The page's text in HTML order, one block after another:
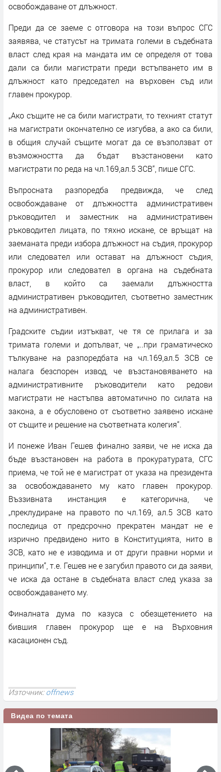
освобождаване от длъжност.
Преди да се заеме с отговора на този въпрос СГС
заявява, че статусът на тримата големи в съдебната
власт след края на мандата им се определя от това
дали са били магистрати преди встъпването им в
длъжност като председател на върховен съд или
главен прокурор.
„Ако същите не са били магистрати, то техният статут
на магистрати окончателно се изгубва, а ако са били,
в общия случай същите могат да се възползват от
възможността да бъдат възстановени като
магистрати по реда на чл.169,ал.5 ЗСВ“, пише СГС.
Въпросната разпоредба предвижда, че след
освобождаване от длъжността административен
ръководител и заместник на административен
ръководител лицата, по тяхно искане, се връщат на
заеманата преди избора длъжност на съдия, прокурор
или следовател или остават на длъжност съдия,
прокурор или следовател в органа на съдебната
власт, в който са заемали длъжността
административен ръководител, съответно заместник
на административен.
Градските съдии изтъкват, че тя се прилага и за
тримата големи и допълват, че „..при граматическо
тълкуване на разпоредбата на чл.169,ал.5 ЗСВ се
налага безспорен извод, че възстановяването на
административните ръководители като редови
магистрати не настъпва автоматично по силата на
закона, а е обусловено от съответно заявено искане
от същите и решение на съответната колегия“.
И понеже Иван Гешев финално заяви, че не иска да
бъде възстановен на работа в прокуратурата, СГС
приема, че той не е магистрат от указа на президента
за освобождаването му като главен прокурор.
Въззивната инстанция е категорична, че
„преклудиране на правото по чл.169, ал.5 ЗСВ като
последица от предсрочно прекратен мандат не е
изрично предвидено нито в Конституцията, нито в
ЗСВ, като не е изводима и от други правни норми и
принципи“, т.е. Гешев не е загубил правото си да заяви,
че иска да остане в съдебната власт след указа за
освобождаването му.
Финалната дума по казуса с обезщетението на
бившия главен прокурор ще е на Върховния
касационен съд.
Източник:offnews
Видеа по темата